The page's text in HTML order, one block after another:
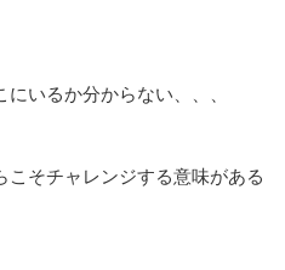
いるか分からない、、、
そチャレンジする意味がある